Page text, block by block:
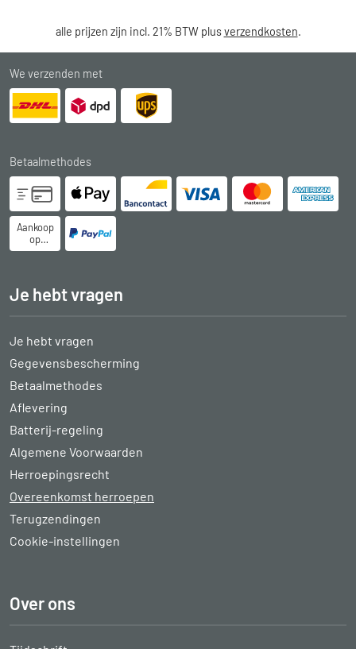
alle prijzen zijn incl. 21% BTW plusverzendkosten.
We verzenden met
Betaalmethodes
Aankoop
op
rekening
Je hebt vragen
Je hebt vragen
Gegevensbescherming
Betaalmethodes
Aflevering
Batterij-regeling
Algemene Voorwaarden
Herroepingsrecht
Overeenkomst herroepen
Terugzendingen
Cookie-instellingen
Over ons